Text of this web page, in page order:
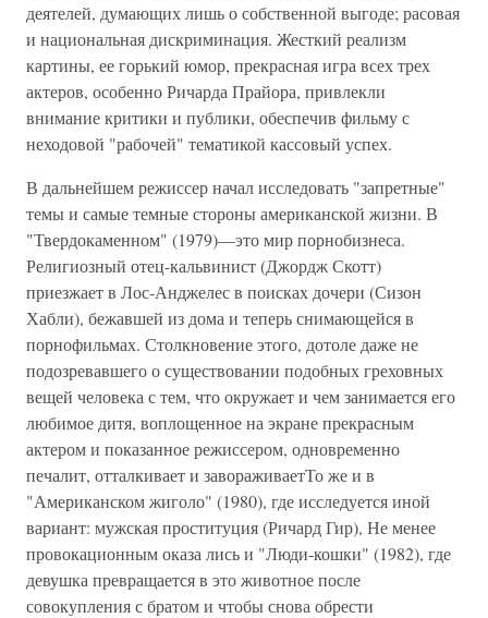
деятелей, думающих лишь о собственной выгоде; расовая
и национальная дискриминация. Жесткий реализм
картины, ее горький юмор, прекрасная игра всех трех
актеров, особенно Ричарда Прайора, привлекли
внимание критики и публики, обеспечив фильму с
неходовой "рабочей" тематикой кассовый успех.
В дальнейшем режиссер начал исследовать "запретные"
темы и самые темные стороны американской жизни. В
"Твердокаменном" (1979)—это мир порнобизнеса.
Религиозный отец-кальвинист (Джордж Скотт)
приезжает в Лос-Анджелес в поисках дочери (Сизон
Хабли), бежавшей из дома и теперь снимающейся в
порнофильмах. Столкновение этого, дотоле даже не
подозревавшего о существовании подобных греховных
вещей человека с тем, что окружает и чем занимается его
любимое дитя, воплощенное на экране прекрасным
актером и показанное режиссером, одновременно
печалит, отталкивает и завораживаетТо же и в
"Американском жиголо" (1980), где исследуется иной
вариант: мужская проституция (Ричард Гир), Не менее
провокационным оказа лись и "Люди-кошки" (1982), где
девушка превращается в это животное после
совокупления с братом и чтобы снова обрести